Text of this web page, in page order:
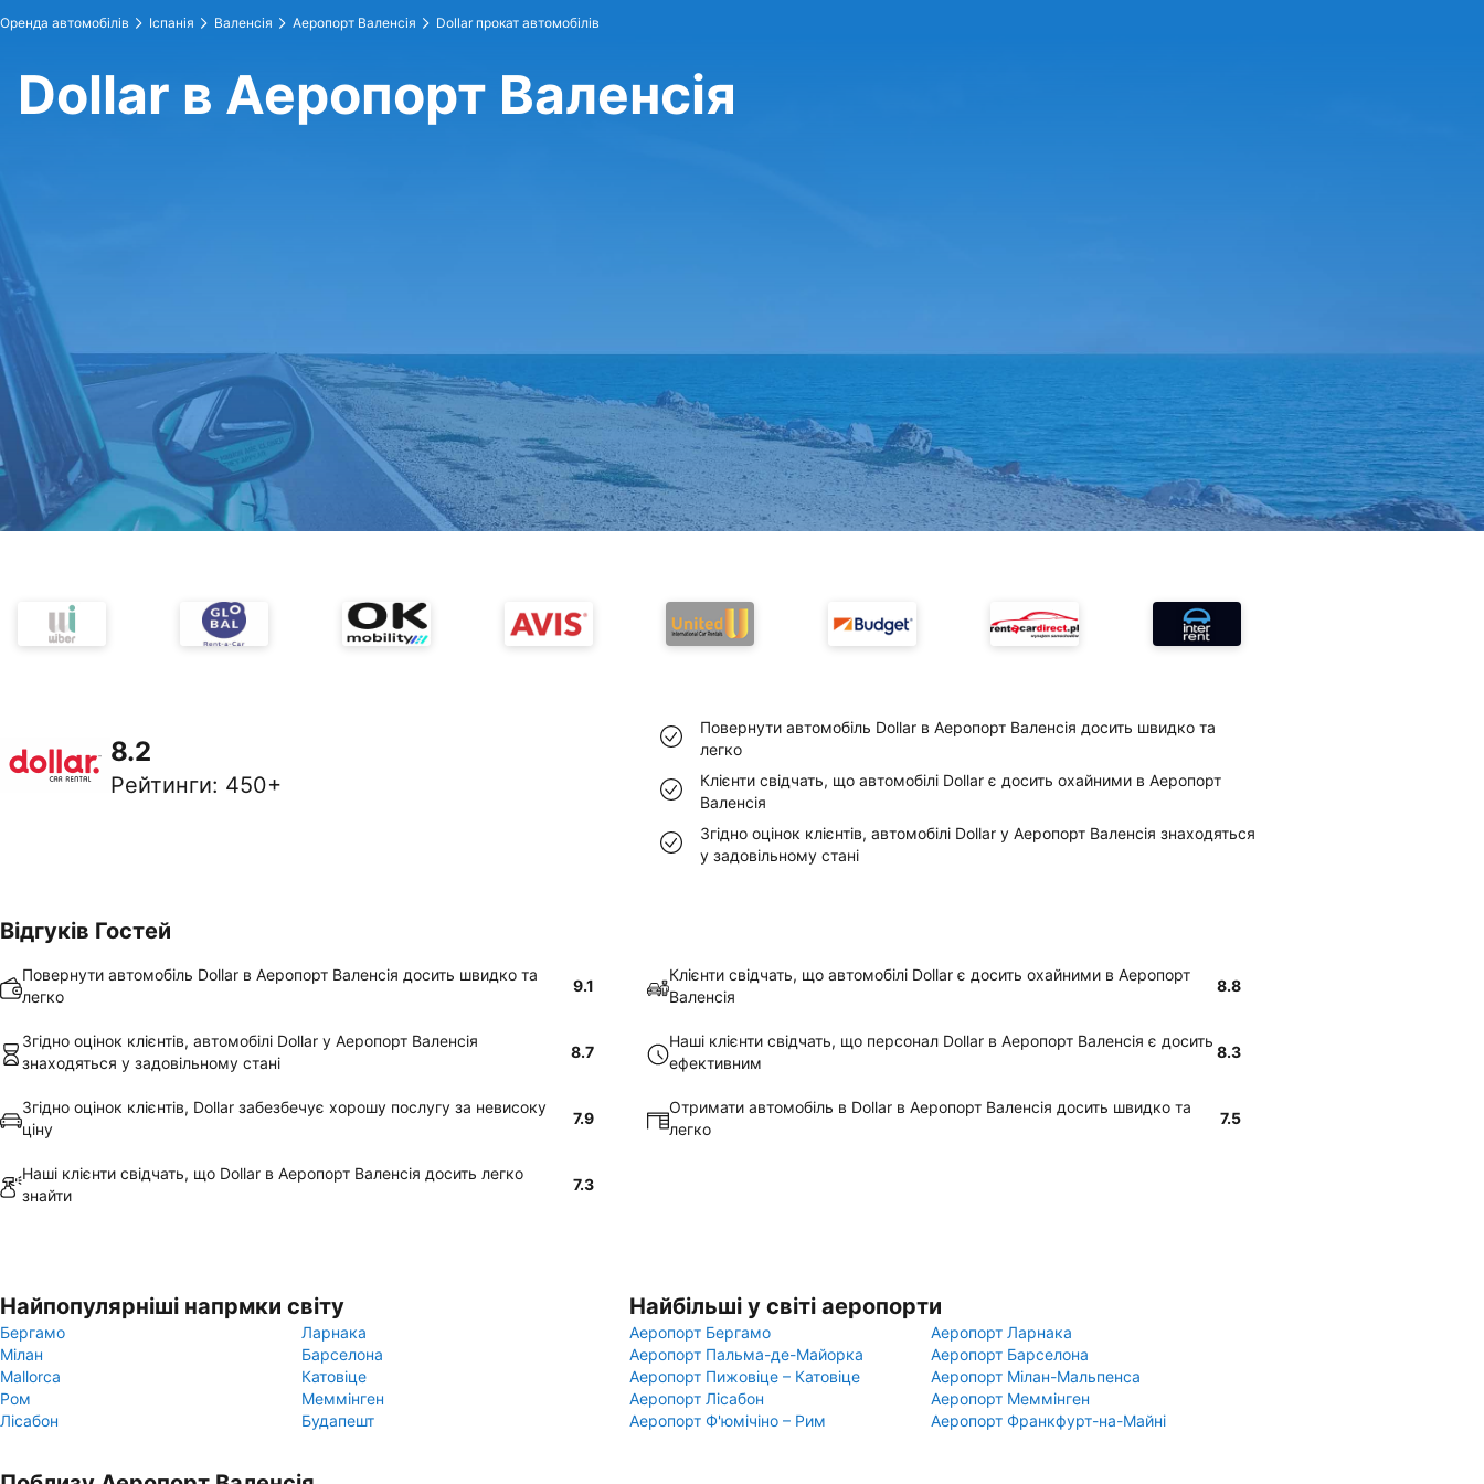
Оренда автомобілів Іспанія Валенсія Аеропорт Валенсія Dollar прокат автомобілів
Dollar в Аеропорт Валенсія
8.2
Рейтинги: 450+
Повернути автомобіль Dollar в Аеропорт Валенсія досить швидко та
легко
Клієнти свідчать, що автомобілі Dollar є досить охайними в Аеропорт
Валенсія
Згідно оцінок клієнтів, автомобілі Dollar у Аеропорт Валенсія знаходяться
у задовільному стані
Відгуків Гостей
Повернути автомобіль Dollar в Аеропорт Валенсія досить швидко та
легко
9.1
Клієнти свідчать, що автомобілі Dollar є досить охайними в Аеропорт
Валенсія
8.8
Згідно оцінок клієнтів, автомобілі Dollar у Аеропорт Валенсія
знаходяться у задовільному стані
8.7
Наші клієнти свідчать, що персонал Dollar в Аеропорт Валенсія є досить
ефективним
8.3
Згідно оцінок клієнтів, Dollar забезбечує хорошу послугу за невисоку
ціну
7.9
Отримати автомобіль в Dollar в Аеропорт Валенсія досить швидко та
легко
7.5
Наші клієнти свідчать, що Dollar в Аеропорт Валенсія досить легко
знайти
7.3
Найпопулярніші напрмки світу
Бергамо
Ларнака
Мілан
Барселона
Mallorca
Катовіце
Ром
Меммінген
Лісабон
Будапешт
Найбільші у світі аеропорти
Аеропорт Бергамо
Аеропорт Ларнака
Аеропорт Пальма-де-Майорка
Аеропорт Барселона
Аеропорт Пижовіце – Катовіце
Аеропорт Мілан-Мальпенса
Аеропорт Лісабон
Аеропорт Меммінген
Аеропорт Ф'юмічіно – Рим
Аеропорт Франкфурт-на-Майні